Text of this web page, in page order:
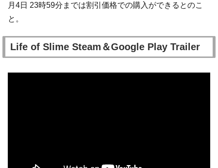
月4日 23時59分までは割引価格での購入ができるとのこ
と。
Life of Slime Steam＆Google Play Trailer